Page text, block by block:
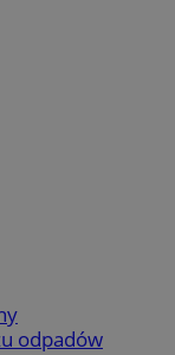
odpadów